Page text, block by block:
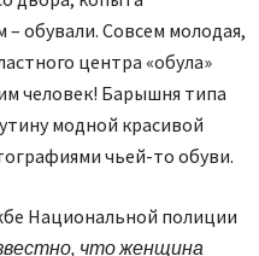
обували. Совсем молодая,
центра «обула»
человек! Барышня типа
модной красивой
чьей-то обуви.
Национальной полиции
что женщина